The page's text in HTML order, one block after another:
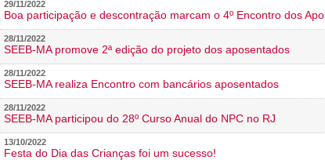
29/11/2022
Boa participação e descontração marcam o 4º Encontro dos
28/11/2022
SEEB-MA promove 2ª edição do projeto dos aposentados
28/11/2022
SEEB-MA realiza Encontro com bancários aposentados
28/11/2022
SEEB-MA participou do 28º Curso Anual do NPC no RJ
13/10/2022
Festa do Dia das Crianças foi um sucesso!